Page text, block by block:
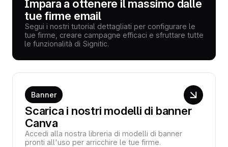
Impara a ottenere il massimo dalle
tue firme email
Segui i nostri tutorial dettagliati per configurare le
tue firme, creare campagne efficaci e sfruttare tutte
le funzionalità di Signitic.
Banner
Scarica i nostri modelli di banner
Canva
Accedi alla nostra libreria di modelli di banner
pronti all'uso per arricchire le tue firme.